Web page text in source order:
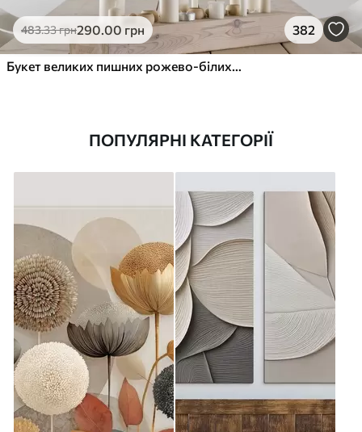
483.33грн290.00 грн 382
Букет великих пишних рожево-білих квітів півонії із зеленим листям на м’якому розмитому фоні
ПОПУЛЯРНІ КАТЕГОРІЇ